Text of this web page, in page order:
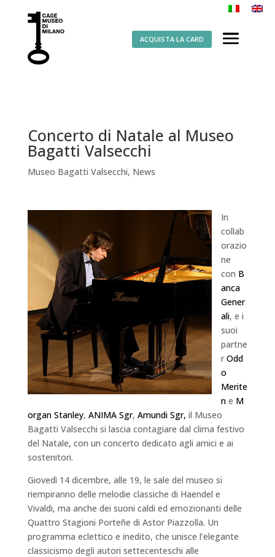
ACQUISTA LA CARD
Concerto di Natale al Museo
Bagatti Valsecchi
Museo Bagatti Valsecchi, News
In
collab
orazio
ne
con B
anca
Gener
ali, e i
suoi
partne
r Odd
o
Merite
ne M
organ Stanley, ANIMA Sgr, Amundi Sgr, il Museo
Bagatti Valsecchi si lascia contagiare dal clima festivo
del Natale, con un concerto dedicato agli amici e ai
sostenitori.
Giovedì 14 dicembre, alle 19, le sale del museo si
riempiranno delle melodie classiche di Haendel e
Vivaldi, ma anche dei suoni caldi ed emozionanti delle
Quattro Stagioni Porteñe di Astor Piazzolla. Un
programma eclettico e inedito, che unisce l’elegante
classicismo degli autori settecenteschi alle